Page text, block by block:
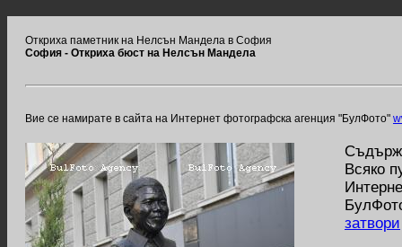
Откриха паметник на Нелсън Мандела в София
София - Откриха бюст на Нелсън Мандела
Вие се намирате в сайта на Интернет фотографска агенция "БулФото"
Всяко
затвори